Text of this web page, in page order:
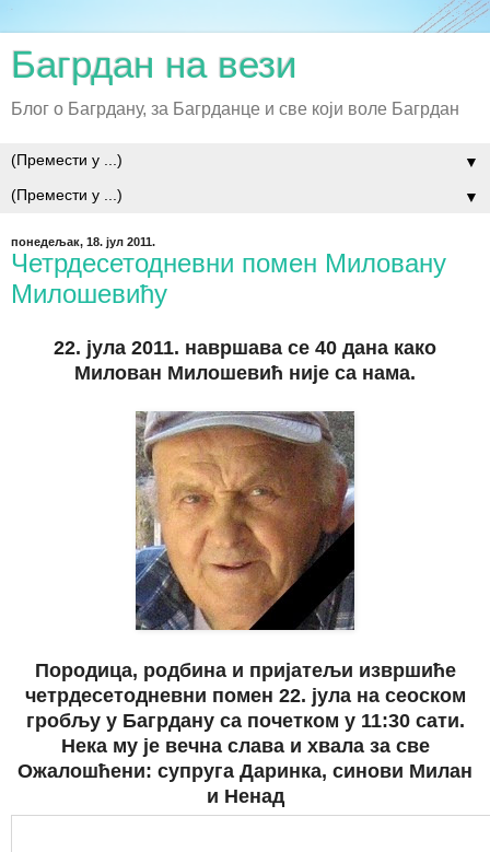
Багрдан на вези
Блог о Багрдану, за Багрданце и све који воле Багрдан
▼
▼
понедељак, 18. јул 2011.
Четрдесетодневни помен Миловану
Милошевићу
22. јула 2011. навршава се 40 дана како
Милован Милошевић није са нама.
Породица, родбина и пријатељи извршиће
четрдесетодневни помен 22. јула на сеоском
гробљу у Багрдану са почетком у 11:30 сати.
Нека му је вечна слава и хвала за све
Ожалошћени: супруга Даринка, синови Милан
и Ненад